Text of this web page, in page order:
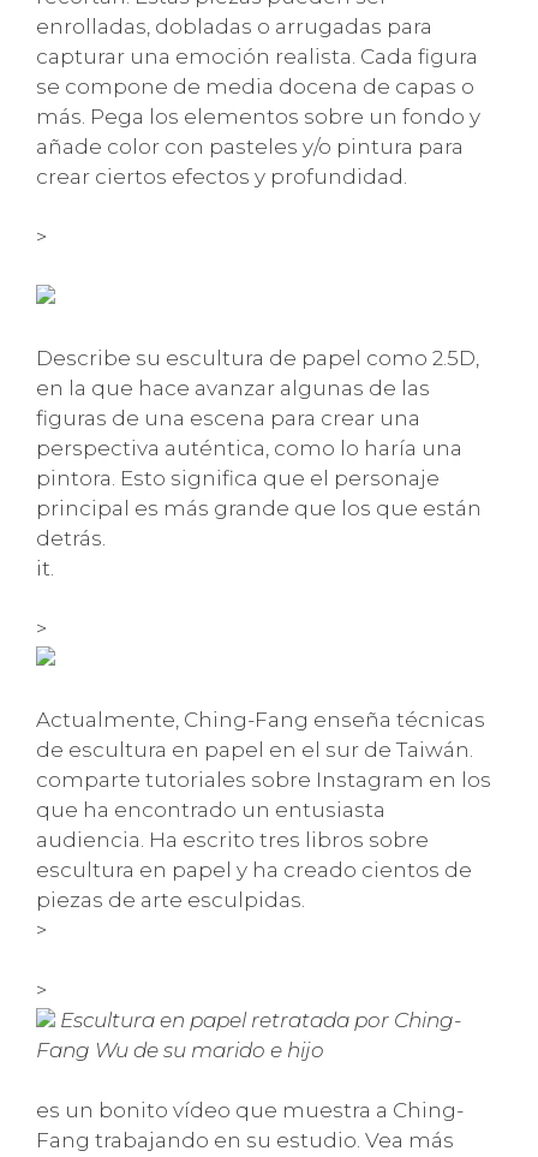
enrolladas, dobladas o arrugadas para
capturar una emoción realista. Cada figura
se compone de media docena de capas o
más. Pega los elementos sobre un fondo y
añade color con pasteles y/o pintura para
crear ciertos efectos y profundidad.
>
Describe su escultura de papel como 2.5D,
en la que hace avanzar algunas de las
figuras de una escena para crear una
perspectiva auténtica, como lo haría una
pintora. Esto significa que el personaje
principal es más grande que los que están
detrás.
it.
>
Actualmente, Ching-Fang enseña técnicas
de escultura en papel en el sur de Taiwán.
comparte tutoriales sobre Instagram en los
que ha encontrado un entusiasta
audiencia. Ha escrito tres libros sobre
escultura en papel y ha creado cientos de
piezas de arte esculpidas.
>
>
Escultura en papel retratada por Ching-
Fang Wu de su marido e hijo
es un bonito vídeo que muestra a Ching-
Fang trabajando en su estudio. Vea más